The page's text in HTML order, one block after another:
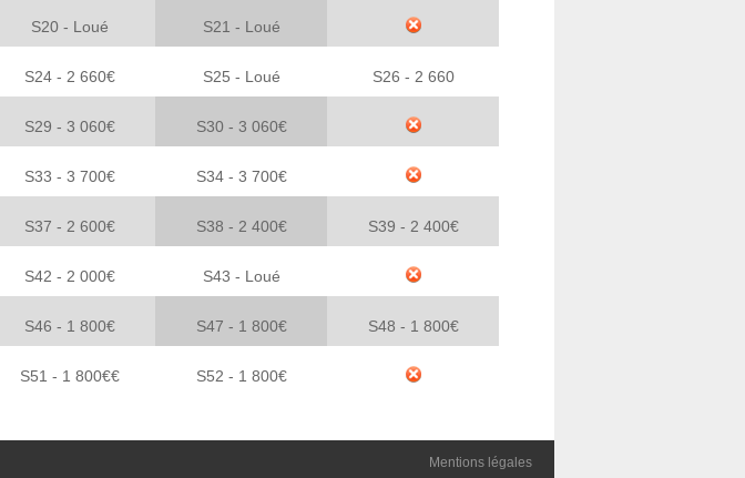
S20 - Loué
S24 - 2 660€
S29 - 3 060€
S33 - 3 700€
S37 - 2 600€
S42 - 2 000€
S46 - 1 800€
S51 - 1 800€€
S21 - Loué
S25 - Loué
S30 - 3 060€
S34 - 3 700€
S38 - 2 400€
S43 - Loué
S47 - 1 800€
S52 - 1 800€
S26 - 2 660
S39 - 2 400€
S48 - 1 800€
Mentions légales